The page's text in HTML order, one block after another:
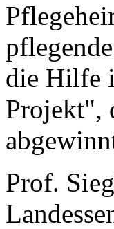
die Hilfe
Projekt",
Prof.